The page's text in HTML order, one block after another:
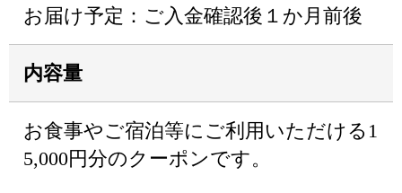
お届け予定：ご入金確認後１か月前後
内容量
お食事やご宿泊等にご利用いただける1
5,000円分のクーポンです。